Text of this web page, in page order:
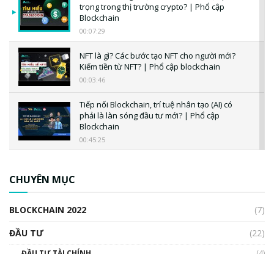
trọng trong thị trường crypto? | Phổ cập
Blockchain
00:07:29
NFT là gì? Các bước tạo NFT cho người mới?
Kiếm tiền từ NFT? | Phổ cập blockchain
00:03:46
Tiếp nối Blockchain, trí tuệ nhân tạo (AI) có
phải là làn sóng đầu tư mới? | Phổ cập
Blockchain
00:45:25
CHUYÊN MỤC
BLOCKCHAIN 2022
(7)
ĐẦU TƯ
(22)